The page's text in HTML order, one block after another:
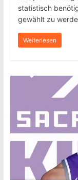
statistisch
gewählt zu
Weiterlesen